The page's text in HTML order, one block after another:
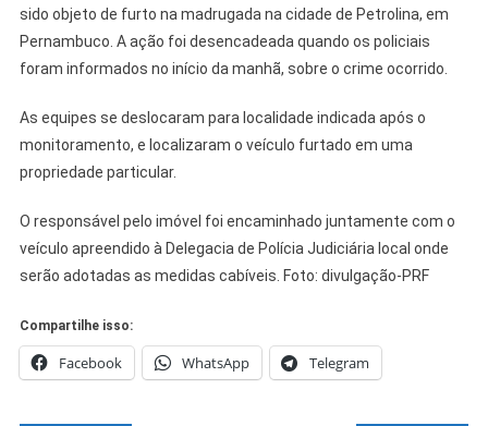
sido objeto de furto na madrugada na cidade de Petrolina, em
Pernambuco. A ação foi desencadeada quando os policiais
foram informados no início da manhã, sobre o crime ocorrido.
As equipes se deslocaram para localidade indicada após o
monitoramento, e localizaram o veículo furtado em uma
propriedade particular.
O responsável pelo imóvel foi encaminhado juntamente com o
veículo apreendido à Delegacia de Polícia Judiciária local onde
serão adotadas as medidas cabíveis. Foto: divulgação-PRF
Compartilhe isso:
Facebook WhatsApp Telegram